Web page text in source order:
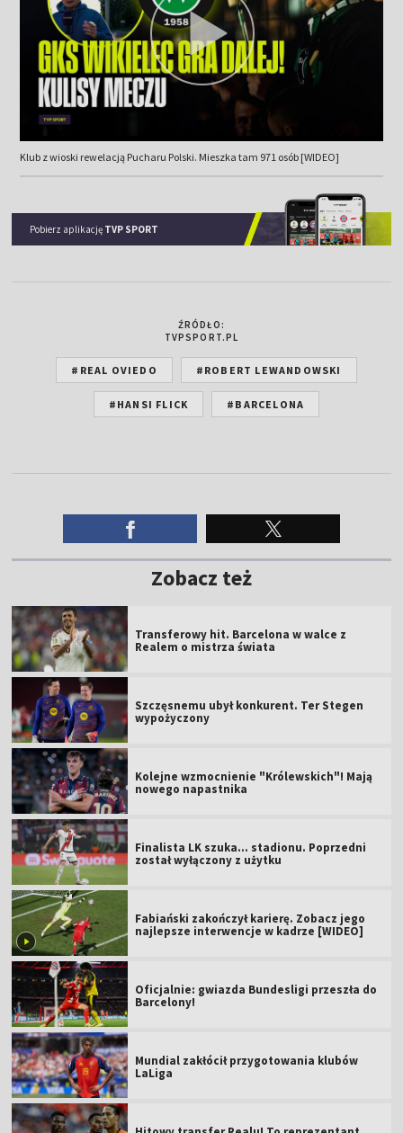
Klub z wioski rewelacją Pucharu Polski. Mieszka tam 971 osób [WIDEO]
Pobierz aplikację TVP SPORT
ŹRÓDŁO:
TVPSPORT.PL
#REAL OVIEDO #ROBERT LEWANDOWSKI
#HANSI FLICK #BARCELONA
Zobacz też
Transferowy hit. Barcelona w walce z
Realem o mistrza świata
Szczęsnemu ubył konkurent. Ter Stegen
wypożyczony
Kolejne wzmocnienie "Królewskich"! Mają
nowego napastnika
Finalista LK szuka... stadionu. Poprzedni
został wyłączony z użytku
Fabiański zakończył karierę. Zobacz jego
najlepsze interwencje w kadrze [WIDEO]
Oficjalnie: gwiazda Bundesligi przeszła do
Barcelony!
Mundial zakłócił przygotowania klubów
LaLiga